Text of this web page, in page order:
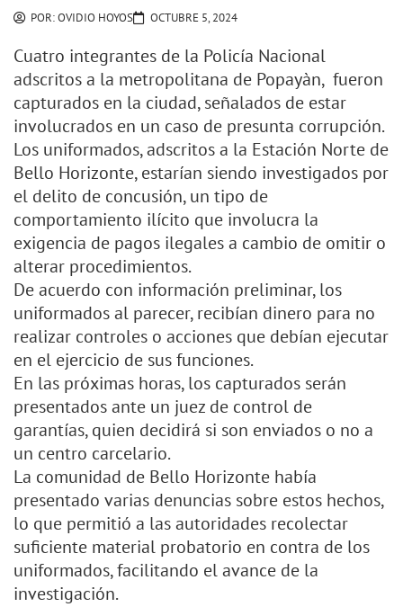
POR:OVIDIO HOYOS OCTUBRE 5, 2024
Cuatro integrantes de la Policía Nacional
adscritos a la metropolitana de Popayàn, fueron
capturados en la ciudad, señalados de estar
involucrados en un caso de presunta corrupción.
Los uniformados, adscritos a la Estación Norte de
Bello Horizonte, estarían siendo investigados por
el delito de concusión, un tipo de
comportamiento ilícito que involucra la
exigencia de pagos ilegales a cambio de omitir o
alterar procedimientos.
De acuerdo con información preliminar, los
uniformados al parecer, recibían dinero para no
realizar controles o acciones que debían ejecutar
en el ejercicio de sus funciones.
En las próximas horas, los capturados serán
presentados ante un juez de control de
garantías, quien decidirá si son enviados o no a
un centro carcelario.
La comunidad de Bello Horizonte había
presentado varias denuncias sobre estos hechos,
lo que permitió a las autoridades recolectar
suficiente material probatorio en contra de los
uniformados, facilitando el avance de la
investigación.